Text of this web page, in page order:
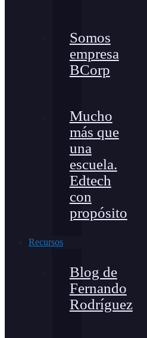
Somos
empresa
BCorp
Mucho
más que
una
escuela.
Edtech
con
propósito
Recursos
Blog de
Fernando
Rodríguez